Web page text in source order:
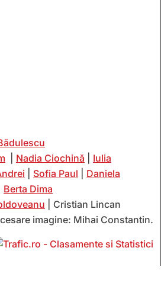
Nadia Ciochină
Iulia
Sofia Paul
Daniela
Berta Dima
| Cristian Lincan
imagine: Mihai Constantin.